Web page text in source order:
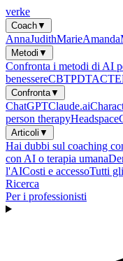
verke
Coach▼
AnnaJudithMarieAmanda
Metodi ▼
Confronta i metodi di AI
benessereCBTPDTACT
Confronta▼
ChatGPTClaude.ai
person therapyHeadspace
Articoli ▼
Hai dubbi sul coaching
con AI o terapia umana
l'AICosti e accessoTutti
Ricerca
Per i professionisti